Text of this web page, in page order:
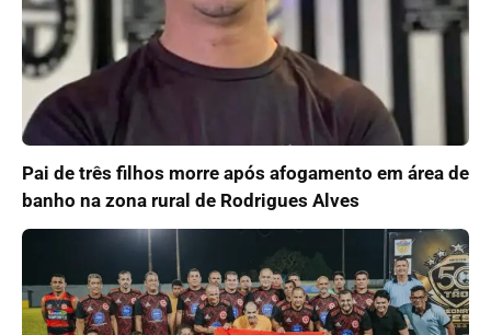
Pai de três filhos morre após afogamento em área de
banho na zona rural de Rodrigues Alves